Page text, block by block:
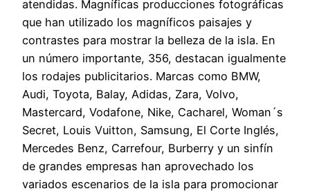
atendidas. Magníficas producciones fotográficas
que han utilizado los magníficos paisajes y
contrastes para mostrar la belleza de la isla. En
un número importante, 356, destacan igualmente
los rodajes publicitarios. Marcas como BMW,
Audi, Toyota, Balay, Adidas, Zara, Volvo,
Mastercard, Vodafone, Nike, Cacharel, Woman´s
Secret, Louis Vuitton, Samsung, El Corte Inglés,
Mercedes Benz, Carrefour, Burberry y un sinfín
de grandes empresas han aprovechado los
variados escenarios de la isla para promocionar